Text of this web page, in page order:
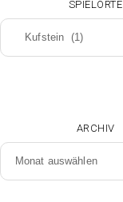
SPIELORTE
Spielorte
ARCHIV
Archiv